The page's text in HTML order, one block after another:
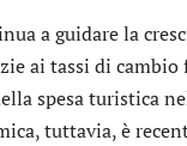
a guidare la
ai tassi di cambio
spesa turistica
tuttavia, è